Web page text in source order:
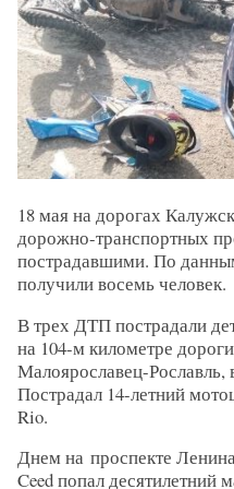
18 мая на дорогах
дорожно-транспортных
пострадавшими. По
получили восемь человек.
В трех ДТП пострадали
на 104-м километре
Малоярославец-Рославль,
Пострадал 14-летний
Rio.
Днем на проспекте
Ceed попал